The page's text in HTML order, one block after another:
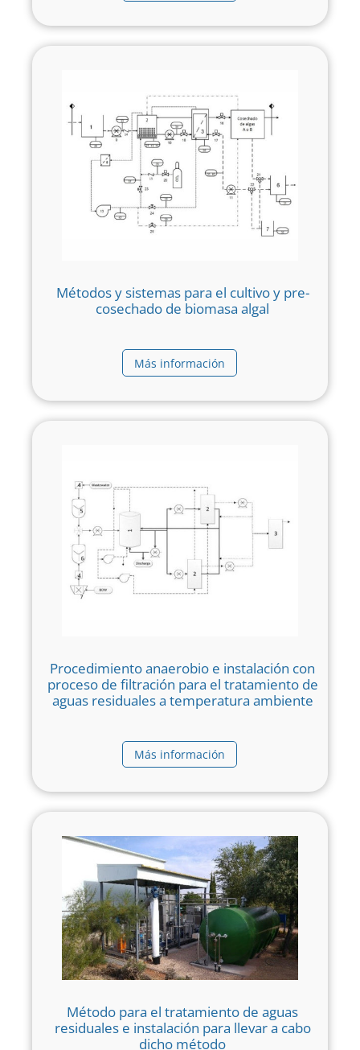
Métodos y sistemas para el cultivo y pre-
cosechado de biomasa algal
Más información
Procedimiento anaerobio e instalación con
proceso de filtración para el tratamiento de
aguas residuales a temperatura ambiente
Más información
Método para el tratamiento de aguas
residuales e instalación para llevar a cabo
dicho método